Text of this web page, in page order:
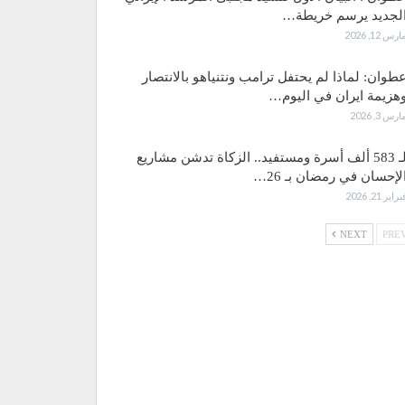
يرسم خريطة…
12, 2026
لماذا لم يحتفل ترامب ونتنياهو بالانتصار
ايران في اليوم…
3, 2026
لـ 583 ألف أسرة ومستفيد.. الزكاة تدشن مشاريع
في رمضان بـ 26…
21, 2026
NEXT